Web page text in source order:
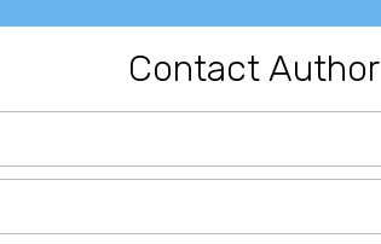
Contact Author